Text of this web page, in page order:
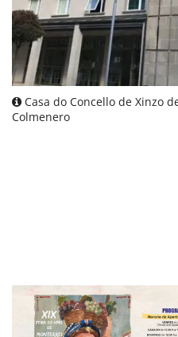
Casa do Concello de Xinzo
Colmenero